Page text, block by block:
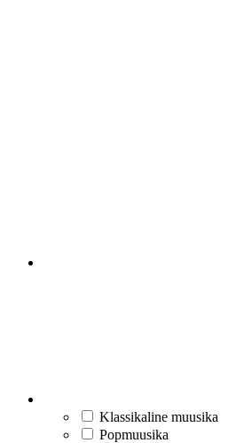
Klassikaline muusika
Popmuusika